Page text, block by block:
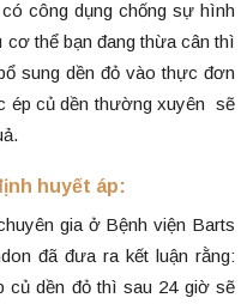
công dụng chống sự hình
thể bạn đang thừa cân thì
sung dền đỏ vào thực đơn
ép củ dền thường xuyên sẽ
huyết áp:
gia ở Bệnh viện Barts
đã đưa ra kết luận rằng:
củ dền đỏ thì sau 24 giờ sẽ